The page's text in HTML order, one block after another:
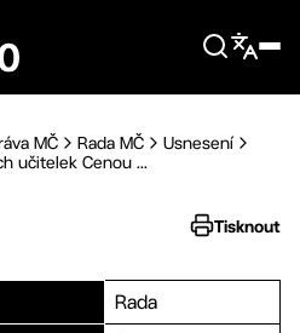
MČ Rada MČ
Usnesení
učitelek Cenou ...
Tisknout
Rada